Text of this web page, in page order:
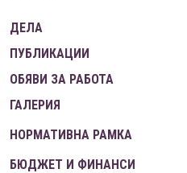
ДЕЛА
ПУБЛИКАЦИИ
ОБЯВИ ЗА РАБОТА
ГАЛЕРИЯ
НОРМАТИВНА РАМКА
БЮДЖЕТ И ФИНАНСИ